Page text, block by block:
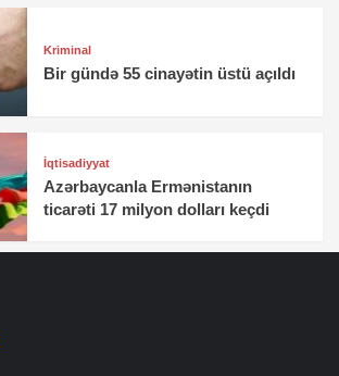
Kriminal
Bir gündə 55 cinayətin üstü açıldı
İqtisadiyyat
Azərbaycanla Ermənistanın
ticarəti 17 milyon dolları keçdi